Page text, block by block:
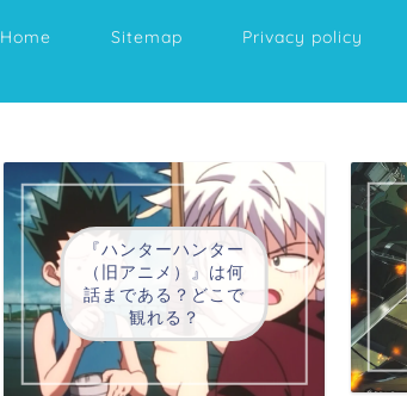
Home Sitemap Privacy policy
『ハンターハンター
（旧アニメ）』は何
話まである？どこで
観れる？